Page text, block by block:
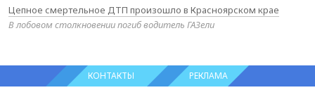
Цепное смертельное ДТП произошло в Красноярском крае
В лобовом столкновении погиб водитель ГАЗели
КОНТАКТЫ РЕКЛАМА